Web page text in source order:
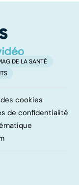
DE LA SANTÉ
cookies
de confidentialité